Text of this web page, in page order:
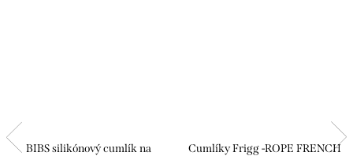
BIBS silikónový cumlík na
Cumlíky Frigg -ROPE FRENCH